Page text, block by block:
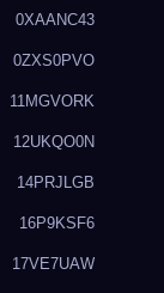
0XAANC43
0ZXS0PVO
11MGVORK
12UKQO0N
14PRJLGB
16P9KSF6
17VE7UAW